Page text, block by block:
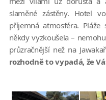
slaměné zástěny. Hotel
příjemná atmosféra.
někdy vyzkoušela –
průzračnější než na
rozhodně to vypadá, že